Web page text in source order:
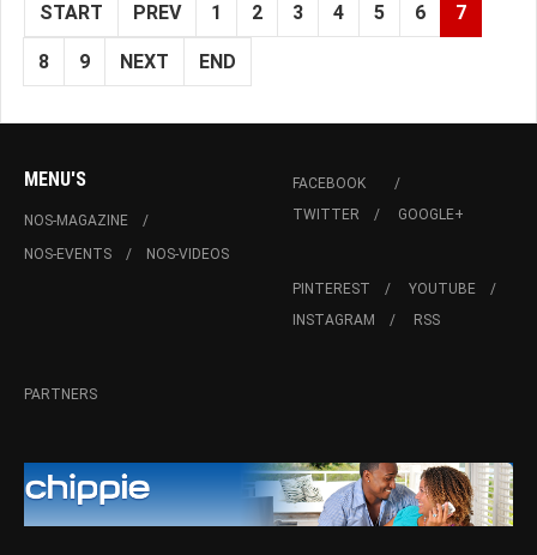
START PREV 1 2 3 4 5 6 7
8 9 NEXT END
MENU'S
NOS-MAGAZINE
NOS-EVENTS
NOS-VIDEOS
FACEBOOK
TWITTER
GOOGLE+
PINTEREST
YOUTUBE
INSTAGRAM
RSS
PARTNERS